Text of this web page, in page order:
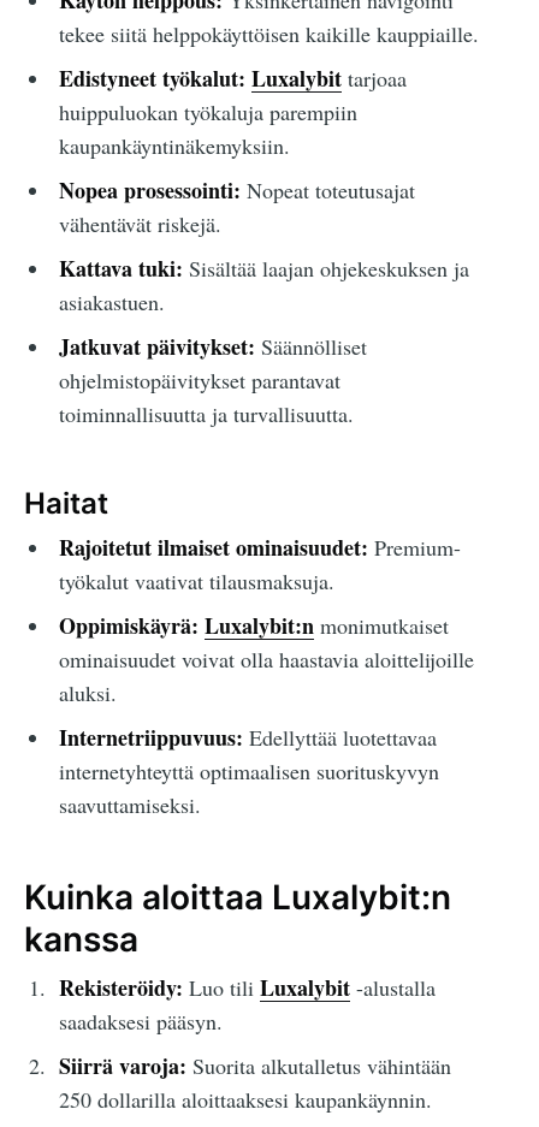
tekee siitä helppokäyttöisen kaikille kauppiaille.
Edistyneet työkalut: Luxalybittarjoaa
huippuluokan työkaluja parempiin
kaupankäyntinäkemyksiin.
Nopea prosessointi: Nopeat toteutusajat
vähentävät riskejä.
Kattava tuki: Sisältää laajan ohjekeskuksen ja
asiakastuen.
Jatkuvat päivitykset: Säännölliset
ohjelmistopäivitykset parantavat
toiminnallisuutta ja turvallisuutta.
Haitat
Rajoitetut ilmaiset ominaisuudet: Premium-
työkalut vaativat tilausmaksuja.
Oppimiskäyrä: Luxalybit:n monimutkaiset
ominaisuudet voivat olla haastavia aloittelijoille
aluksi.
Internetriippuvuus: Edellyttää luotettavaa
internetyhteyttä optimaalisen suorituskyvyn
saavuttamiseksi.
Kuinka aloittaa Luxalybit:n
kanssa
Rekisteröidy: Luo tili Luxalybit-alustalla
saadaksesi pääsyn.
Siirrä varoja: Suorita alkutalletus vähintään
250 dollarilla aloittaaksesi kaupankäynnin.